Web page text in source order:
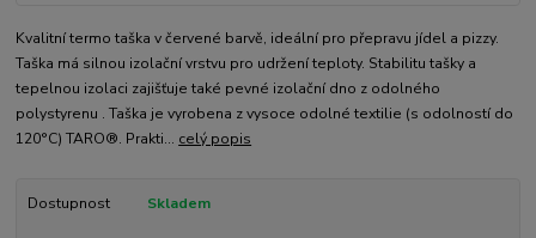
Kvalitní termo taška v červené barvě, ideální pro přepravu jídel a pizzy.
Taška má silnou izolační vrstvu pro udržení teploty. Stabilitu tašky a
tepelnou izolaci zajišťuje také pevné izolační dno z odolného
polystyrenu . Taška je vyrobena z vysoce odolné textilie (s odolností do
120°C) TARO®. Prakti... celý popis
Dostupnost Skladem